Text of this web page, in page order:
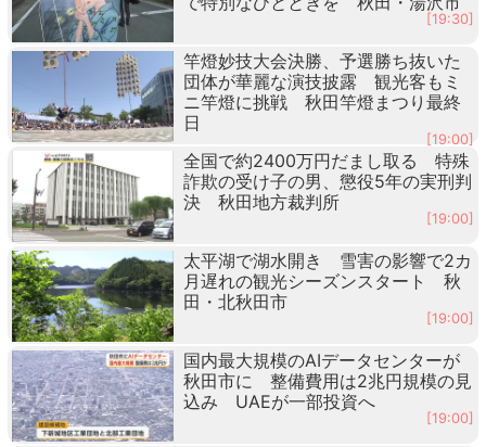
[19:30]
竿燈妙技大会決勝、予選勝ち抜いた
団体が華麗な演技披露 観光客もミ
ニ竿燈に挑戦 秋田竿燈まつり最終
日
[19:00]
全国で約2400万円だまし取る 特殊
詐欺の受け子の男、懲役5年の実刑判
決 秋田地方裁判所
[19:00]
太平湖で湖水開き 雪害の影響で2カ
月遅れの観光シーズンスタート 秋
田・北秋田市
[19:00]
国内最大規模のAIデータセンターが
秋田市に 整備費用は2兆円規模の見
込み UAEが一部投資へ
[19:00]